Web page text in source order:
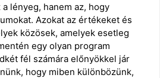
lényeg, hanem az, hogy
Azokat az értékeket és
közösek, amelyek esetleg
egy olyan program
fél számára előnyökkel jár
hogy miben különbözünk,